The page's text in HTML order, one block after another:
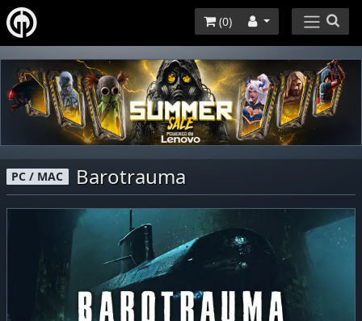
(0)
PC / MAC Barotrauma